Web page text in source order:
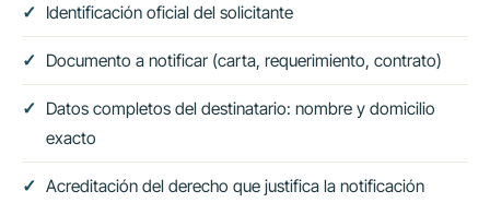
Identificación oficial del solicitante
Documento a notificar (carta, requerimiento, contrato)
Datos completos del destinatario: nombre y domicilio
exacto
Acreditación del derecho que justifica la notificación